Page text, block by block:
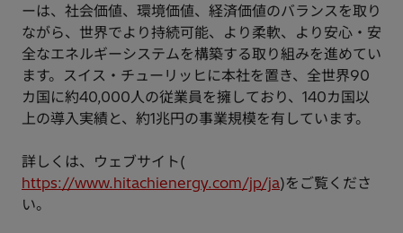
ーは、社会価値、環境価値、経済価値のバランスを取り
ながら、世界でより持続可能、より柔軟、より安心・安
全なエネルギーシステムを構築する取り組みを進めてい
ます。スイス・チューリッヒに本社を置き、全世界90
カ国に約40,000人の従業員を擁しており、140カ国以
上の導入実績と、約1兆円の事業規模を有しています。
詳しくは、ウェブサイト(
https://www.hitachienergy.com/jp/ja)をご覧くださ
い。